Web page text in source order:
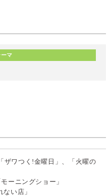
マ
ワつく!金曜日」、「火曜の
グショー」
い店」